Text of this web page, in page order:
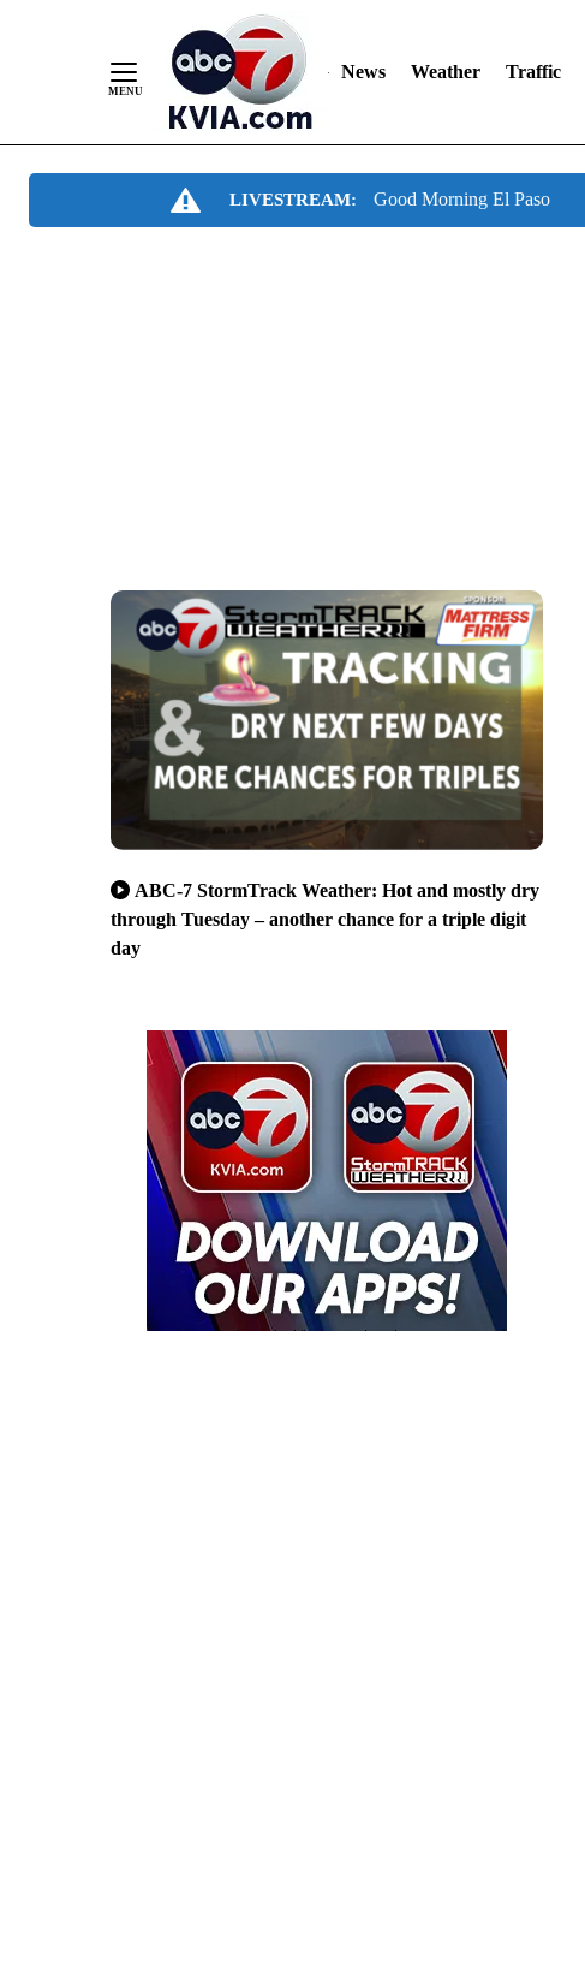
News Weather Traffic
LIVESTREAM: Good Morning El Paso
ABC-7 StormTrack Weather: Hot and mostly dry
through Tuesday – another chance for a triple digit
day